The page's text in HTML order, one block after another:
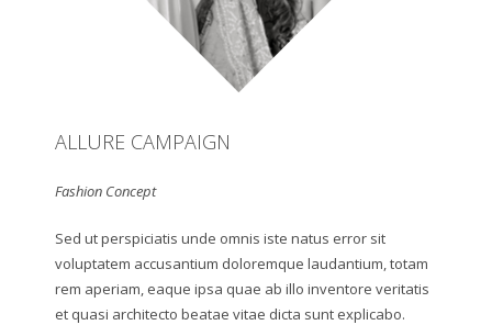
ALLURE CAMPAIGN
Fashion Concept
Sed ut perspiciatis unde omnis iste natus error sit
voluptatem accusantium doloremque laudantium, totam
rem aperiam, eaque ipsa quae ab illo inventore veritatis
et quasi architecto beatae vitae dicta sunt explicabo.